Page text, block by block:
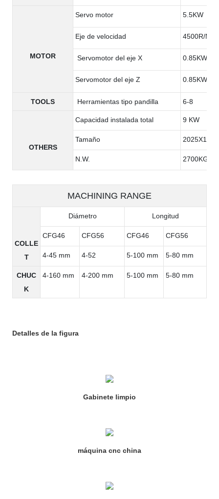
MOTOR
Servo motor 5.5KW
Eje de velocidad 4500R/MIN
Servomotor del eje X 0.85KW
Servomotor del eje Z 0.85KW
TOOLS Herramientas tipo pandilla 6-8
OTHERS
Capacidad instalada total 9 KW
Tamaño
N.W. 2700KG
MACHINING RANGE
COLLE
T
Diámetro Longitud
CFG46 CFG56 CFG46 CFG56
4-45 mm 4-52 5-100 mm 5-80 mm
CHUC
K
4-160 mm 4-200 mm 5-100 mm 5-80 mm
Detalles de la figura
Gabinete limpio
máquina cnc china